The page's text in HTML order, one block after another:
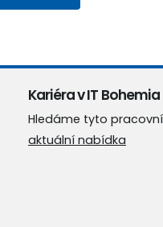
Kariéra v IT Bohemia
Hledáme tyto
aktuální nabídka